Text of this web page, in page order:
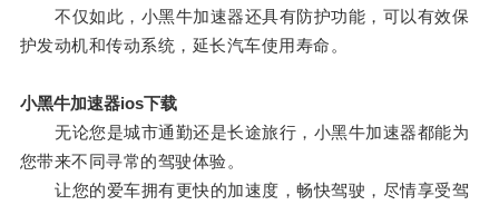
不仅如此，小黑牛加速器还具有防护功能，可以有效保
护发动机和传动系统，延长汽车使用寿命。
小黑牛加速器ios下载
无论您是城市通勤还是长途旅行，小黑牛加速器都能为
您带来不同寻常的驾驶体验。
让您的爱车拥有更快的加速度，畅快驾驶，尽情享受驾